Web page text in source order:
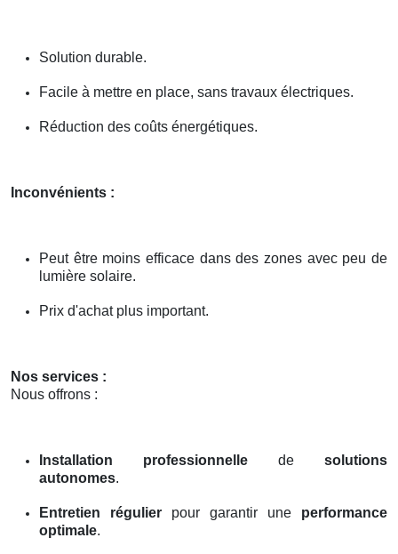
Solution durable.
Facile à mettre en place, sans travaux électriques.
Réduction des coûts énergétiques.
Inconvénients :
Peut être moins efficace dans des zones avec peu de
lumière solaire.
Prix d'achat plus important.
Nos services :
Nous offrons :
Installation professionnelle de solutions
autonomes.
Entretien régulier pour garantir une performance
optimale.